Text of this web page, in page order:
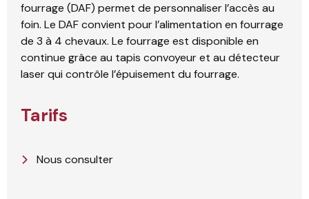
fourrage (DAF) permet de personnaliser l’accès au
foin. Le DAF convient pour l’alimentation en fourrage
de 3 à 4 chevaux. Le fourrage est disponible en
continue grâce au tapis convoyeur et au détecteur
laser qui contrôle l’épuisement du fourrage.
Tarifs
Nous consulter